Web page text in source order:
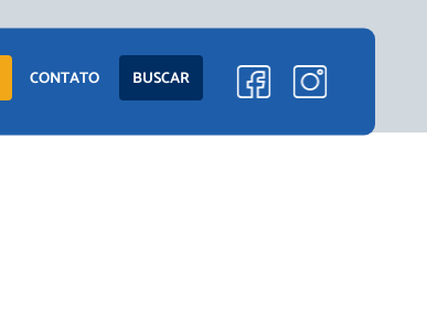
CONTATO BUSCAR